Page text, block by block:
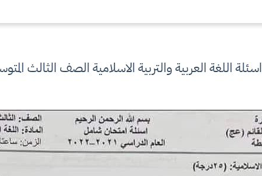
اسئلة اللغة العربية والتربية الاسلامية الصف الثالث